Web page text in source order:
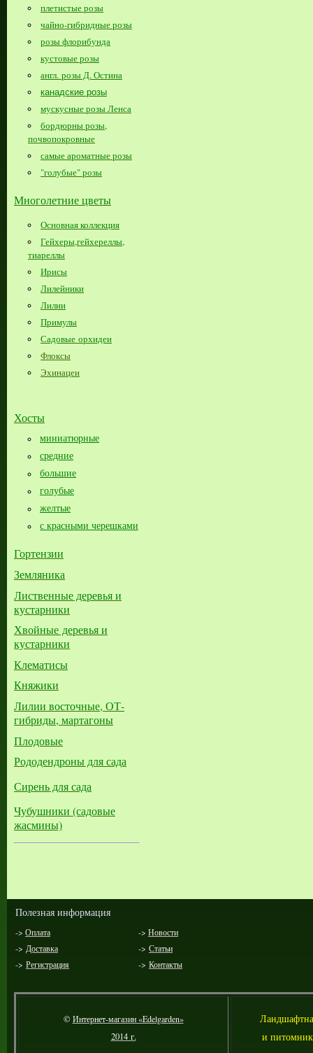
плетистые розы
чайно-гибридные розы
розы флорибунда
кустовые розы
англ. розы Д. Остина
канадские розы
мускусные розы Ленса
бордюрны розы,
почвопокровные
самые ароматные розы
"голубые" розы
Многолетние цветы
Основная коллекция
Гейхеры,гейхереллы,
тиареллы
Ирисы
Лилейники
Лилии
Примулы
Садовые орхидеи
Флоксы
Эхинацеи
Хосты
миниатюрные
средние
большие​
голубые
желтые
с красными черешками
Гортензии
Земляника
Лиственные деревья и
кустарники
Хвойные деревья и
кустарники
Клематисы
Княжики
Лилии восточные, ОТ-
гибриды, мартагоны
Плодовые
Рододендроны для сада
Сирень для сада
Чубушники (садовые
жасмины)
Полезная информация
-> Оплата -> Новости
-> Доставка -> Статьи
-> Регистрация -> Контакты
©Интернет-магазин «Edelgarden»
2014 г.
Л
и питомник